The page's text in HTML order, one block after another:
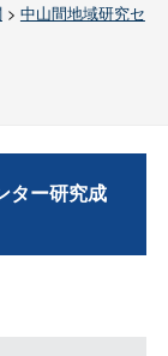
> 中山間地域研究セ
ター研究成